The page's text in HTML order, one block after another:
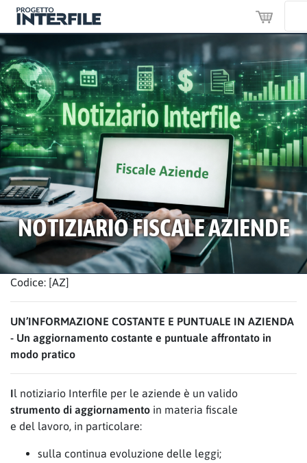
NOTIZIARIO FISCALE AZIENDE
Codice: [AZ]
UN’INFORMAZIONE COSTANTE E PUNTUALE IN AZIENDA
- Un aggiornamento costante e puntuale affrontato in
modo pratico
Il notiziario Interfile per le aziende è un valido
strumento di aggiornamento in materia fiscale
e del lavoro, in particolare:
sulla continua evoluzione delle leggi;